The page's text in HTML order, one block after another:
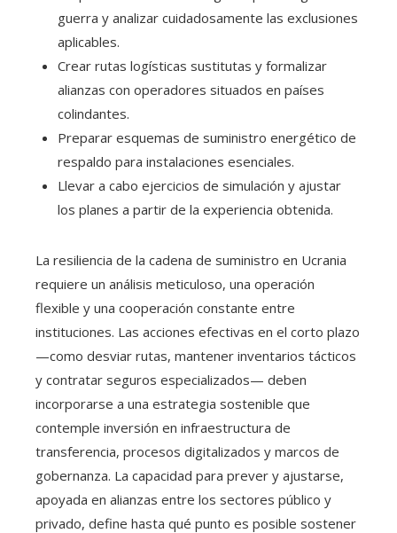
guerra y analizar cuidadosamente las exclusiones
aplicables.
Crear rutas logísticas sustitutas y formalizar
alianzas con operadores situados en países
colindantes.
Preparar esquemas de suministro energético de
respaldo para instalaciones esenciales.
Llevar a cabo ejercicios de simulación y ajustar
los planes a partir de la experiencia obtenida.
La resiliencia de la cadena de suministro en Ucrania
requiere un análisis meticuloso, una operación
flexible y una cooperación constante entre
instituciones. Las acciones efectivas en el corto plazo
—como desviar rutas, mantener inventarios tácticos
y contratar seguros especializados— deben
incorporarse a una estrategia sostenible que
contemple inversión en infraestructura de
transferencia, procesos digitalizados y marcos de
gobernanza. La capacidad para prever y ajustarse,
apoyada en alianzas entre los sectores público y
privado, define hasta qué punto es posible sostener